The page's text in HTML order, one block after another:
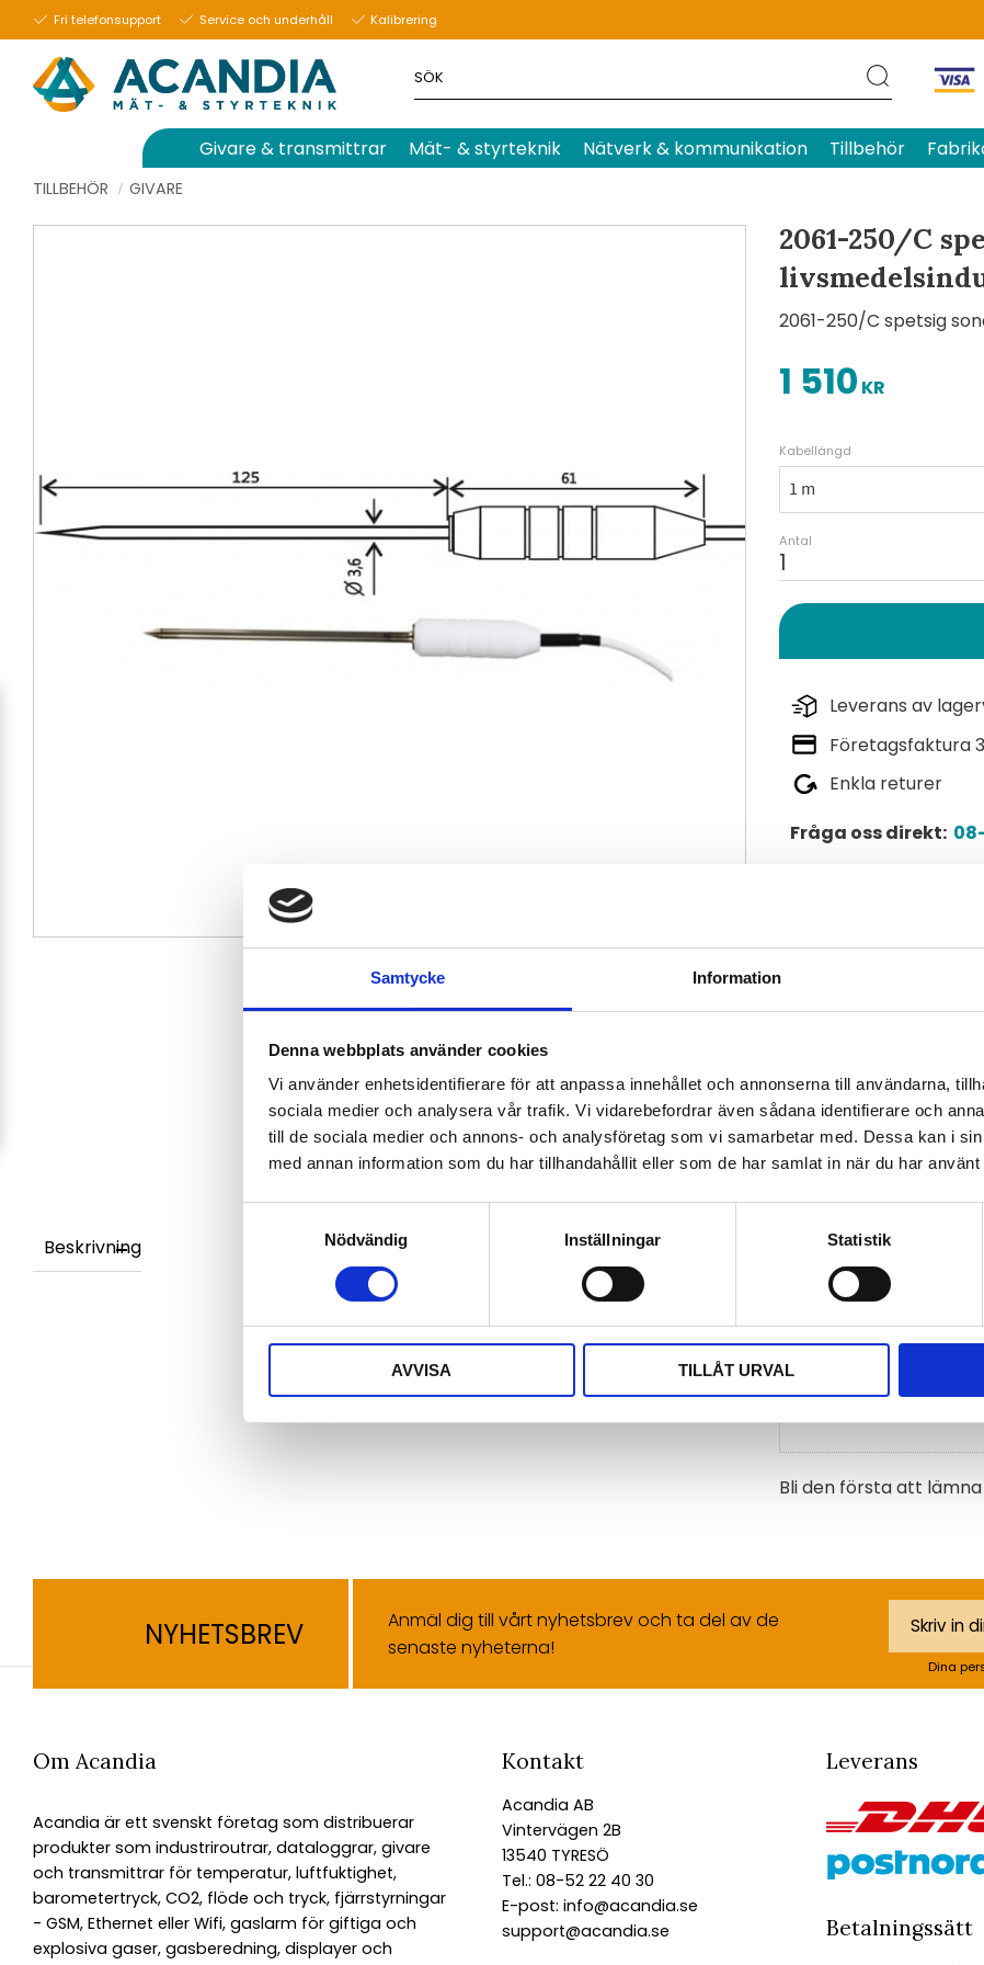
Samtycke Information
Denna webbplats använder cookies
Vi använder enhetsidentifierare för att anpassa innehållet och annonserna till användarna,
sociala medier och analysera vår trafik. Vi vidarebefordrar även sådana identifierare och
till de sociala medier och annons- och analysföretag som vi samarbetar med. Dessa kan i
med annan information som du har tillhandahållit eller som de har samlat in när du har
Nödvändig
Inställningar Statistik
AVVISA TILLÅT URVAL
Fri telefonsupport Service och underhåll Kalibrering
Givare & transmittrar Mät- & styrteknik Nätverk & kommunikation Tillbehör
TILLBEHÖR GIVARE
2061-250/C
2061-250/C spetsig
1 510 KR
Kabellängd
Antal
Leverans av
Företagsfaktura
Enkla returer
Fråga oss direkt:
Dokument
manual_2061_250.pdf
Visa alla produkter från
Beskrivning Omdömen
Baserat
Bli den första att
NYHETSBREV
Anmäl dig till vårt nyhetsbrev och ta del av de
senaste nyheterna!
Dina
Om Acandia
Acandia är ett svenskt företag som distribuerar
produkter som industriroutrar, dataloggrar, givare
och transmittrar för temperatur, luftfuktighet,
barometertryck, CO2, flöde och tryck, fjärrstyrningar
- GSM, Ethernet eller Wifi, gaslarm för giftiga och
explosiva gaser, gasberedning, displayer och
Kontakt
Acandia AB
Vintervägen 2B
13540 TYRESÖ
Tel.: 08-52 22 40 30
E-post: info@acandia.se
support@acandia.se
Leverans
Betalningssätt